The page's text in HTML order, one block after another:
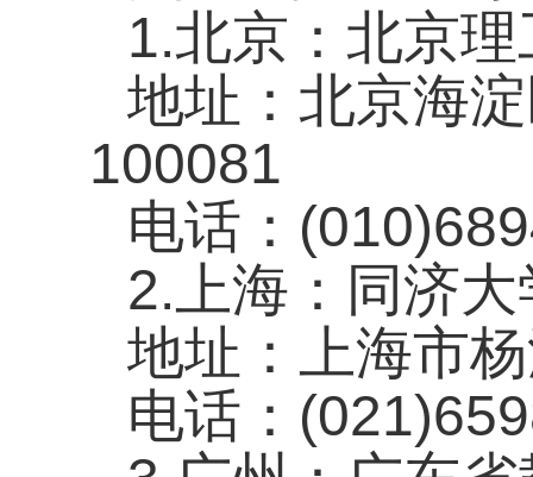
1.北京：北京
地址：北京海
100081
电话：
2. 上海：同济
地址：上海市
电话：